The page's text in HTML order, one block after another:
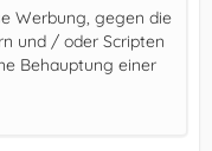
Werbung, gegen die
und / oder Scripten
Behauptung einer